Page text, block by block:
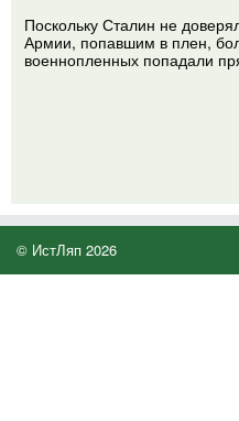
Поскольку Сталин не
Армии, попавшим в плен,
военнопленных попадали
© ИстЛяп 2026